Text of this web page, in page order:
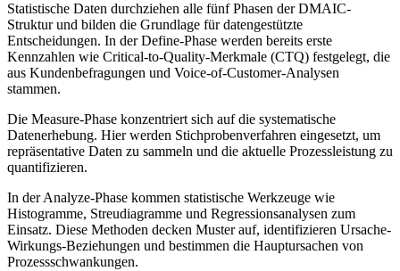
Statistische Daten durchziehen alle fünf Phasen der DMAIC-
Struktur und bilden die Grundlage für datengestützte
Entscheidungen. In der Define-Phase werden bereits erste
Kennzahlen wie Critical-to-Quality-Merkmale (CTQ) festgelegt, die
aus Kundenbefragungen und Voice-of-Customer-Analysen
stammen.
Die Measure-Phase konzentriert sich auf die systematische
Datenerhebung. Hier werden Stichprobenverfahren eingesetzt, um
repräsentative Daten zu sammeln und die aktuelle Prozessleistung zu
quantifizieren.
In der Analyze-Phase kommen statistische Werkzeuge wie
Histogramme, Streudiagramme und Regressionsanalysen zum
Einsatz. Diese Methoden decken Muster auf, identifizieren Ursache-
Wirkungs-Beziehungen und bestimmen die Hauptursachen von
Prozessschwankungen.